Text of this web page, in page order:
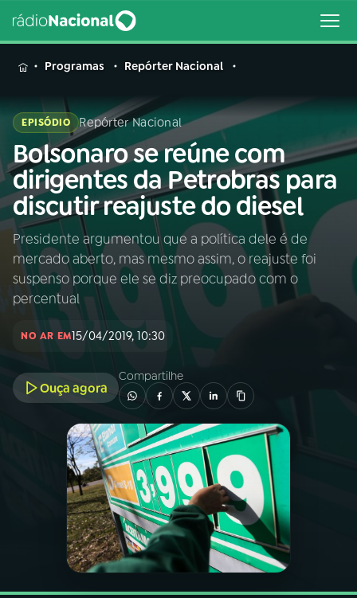
MENU
Buscar
na
Rádio
Nacional
Buscar
AO VIVO
INÍCIO
02A RÁDIO
03PROGRAMAÇÃO
PROGRAMAS
PODCASTS
VIDEOCASTS
Programas Repórter Nacional
EPISÓDIO Repórter Nacional
Bolsonaro se reúne com
dirigentes da Petrobras para
discutir reajuste do diesel
Presidente argumentou que a política dele é de
mercado aberto, mas mesmo assim, o reajuste foi
suspenso porque ele se diz preocupado com o
percentual
NO AR EM15/04/2019, 10:30
Ouça agora
Compartilhe